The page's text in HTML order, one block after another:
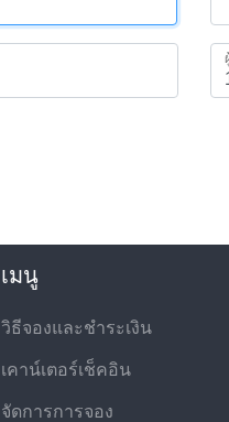
เมนู
วิธีจองและชำระเงิน
เคาน์เตอร์เช็คอิน
จัดการการจอง